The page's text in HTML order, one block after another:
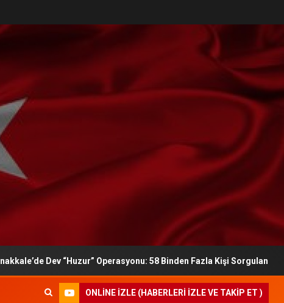
Dev “Huzur” Operasyonu: 58 Binden Fazla Kişi Sorgulandı, Suç
ONLINE İZLE (HABERLERI İZLE VE TAKIP ET )